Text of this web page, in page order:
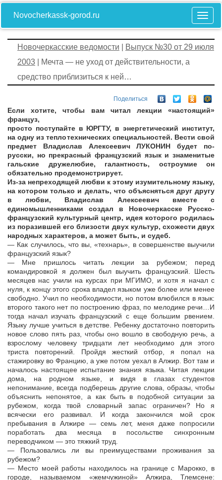
Novocherkassk-gorod.ru
Новочеркасские ведомости
Выпуск №30 от 29 июля
2003 | Мечта — не уход от действительности, а
средство приблизиться к ней…
Поделиться
Если хотите, чтобы вам читал лекции «настоящий»
француз,
просто поступайте в ЮРГТУ, в энергетический институт,
на одну из теплотехнических специальностей. Вести свой
предмет Владислав Алексеевич ЛУКОНИН будет по-
русски, но прекрасный французский язык и знаменитые
гальские дружелюбие, галантность, остроумие он
обязательно продемонстрирует.
Из-за непреходящей любви к этому изумительному языку,
на котором только и делать, что объясняться друг другу
в любви, Владислав Алексеевич вместе с
единомышленниками создал в Новочеркасске Русско-
французский культурный центр, идея которого родилась
из поразившей его близости двух культур, схожести двух
народных характеров, а может быть, и судеб.
— Как случилось, что вы, «технарь», в совершенстве выучили
французский язык?
— Мне пришлось читать лекции за рубежом; перед
командировкой я должен был выучить французский. Шесть
месяцев нас учили на курсах при МГИМО, и хотя я начал с
нуля, к концу этого срока владел языком уже более или менее
свободно. Учил по необходимости, но потом влюбился в язык:
второго такого нет по построению фраз, по мелодике речи…И
тогда начал изучать французский с еще большим рвением.
Языку лучше учиться в детстве. Ребенку достаточно повторить
новое слово пять раз, чтобы оно вошло в свободную речь, а
взрослому человеку тридцати лет необходимо для этого
триста повторений. Пройдя жесткий отбор, я попал на
стажировку во Францию, а уже потом уехал в Алжир. Вот там и
началось настоящее испытание знания языка. Читая лекции
дома, на родном языке, и видя в глазах студентов
непонимание, всегда подберешь другие слова, образы, чтобы
объяснить непонятое, а как быть в подобной ситуации за
рубежом, когда твой словарный запас ограничен? Но я
всячески его развивал. И когда закончился мой срок
пребывания в Алжире — семь лет, меня даже попросили
поработать два месяца в посольстве синхронным
переводчиком — это тяжкий труд.
— Пользовались ли вы преимуществами проживания за
рубежом?
— Место моей работы находилось на границе с Марокко, в
городе, называемом «жемчужиной» Алжира, Тлемсене: